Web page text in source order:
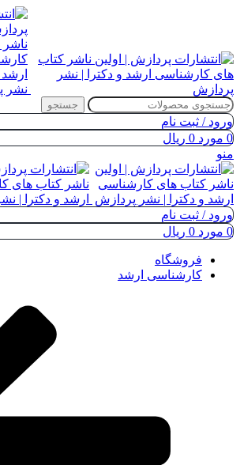
جستجو
ورود / ثبت نام
0 مورد 0 ریال
منو
ورود / ثبت نام
0 مورد 0 ریال
فروشگاه
کارشناسی ارشد